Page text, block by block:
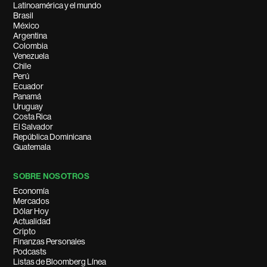
Latinoamérica y el mundo
Brasil
México
Argentina
Colombia
Venezuela
Chile
Perú
Ecuador
Panamá
Uruguay
Costa Rica
El Salvador
República Dominicana
Guatemala
SOBRE NOSOTROS
Economía
Mercados
Dólar Hoy
Actualidad
Cripto
Finanzas Personales
Podcasts
Listas de Bloomberg Línea